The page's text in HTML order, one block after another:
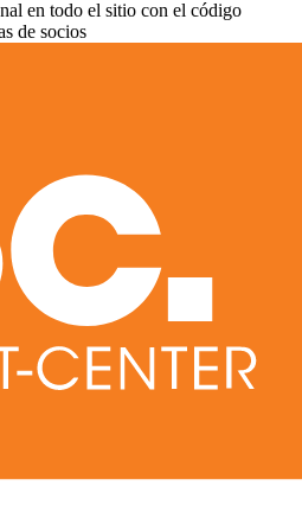
en todo el sitio con el código
de socios